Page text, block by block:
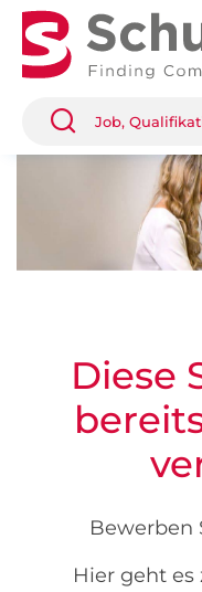
Diese
Bewerben
Hier geht es